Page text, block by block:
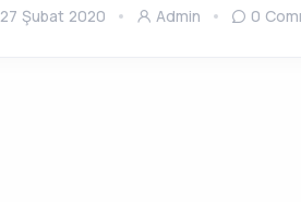
27 Şubat 2020 Admin 0